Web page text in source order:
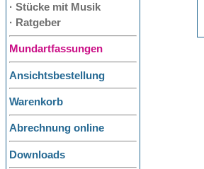
· Stücke mit Musik
· Ratgeber
Mundartfassungen
Ansichtsbestellung
Warenkorb
Abrechnung online
Downloads